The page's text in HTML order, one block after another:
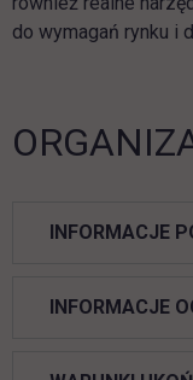
do wymagań rynku i
INFORMACJE
INFORMACJE